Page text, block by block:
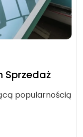
Sprzedaż
popularnością